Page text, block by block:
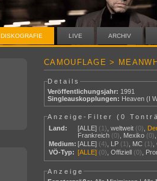
DISKOGRAFIE LIVE ARCHIV
CAMOUFLAGE >
Details
Veröffentlichungsjahr: 1991
Singleauskopplungen: Heaven (I
Anzeige-Filter (0
Land:
[ALLE] (1) ,weltweit (0)
Frankreich (0) Mexiko (0)
Medium: [ALLE] (4) LP (1) MC (1) ,
VÖ-Typ: [ALLE] (0) ,Offiziell (0)
Anzeige